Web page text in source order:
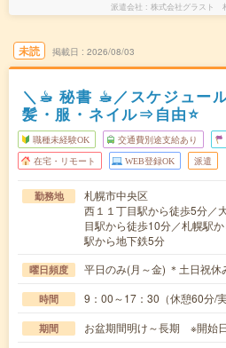
派遣会社 株式会社グラスト
未読 掲載日 2026/08/03
＼☕︎ 秘書 ☕︎／スケジュー
髪・服・ネイル⇒自由⭐
職種未経験OK 交通費別途支給あり
在宅・リモート WEB登録OK 派遣
勤務地
札幌市中央区
西１１丁目駅から徒歩5分／
目駅から徒歩10分／札幌駅
駅から地下鉄5分
曜日頻度 平日のみ(月～金) ＊土日祝休
時間 9：00～17：30（休憩60分/
期間 お盆期間明け～長期 ※開始